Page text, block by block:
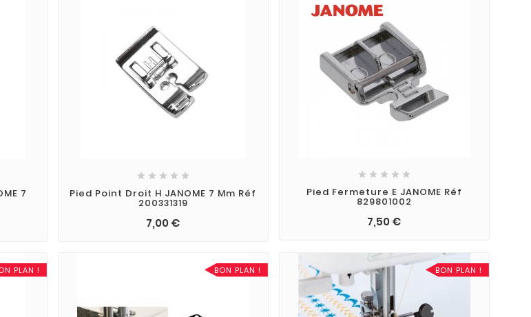
7
    
Pied Point Droit H JANOME 7 Mm Réf
200331319
7,00 €
    
Pied Fermeture E JANOME Réf
829801002
7,50 €
PLAN ! BON PLAN ! BON PLAN !